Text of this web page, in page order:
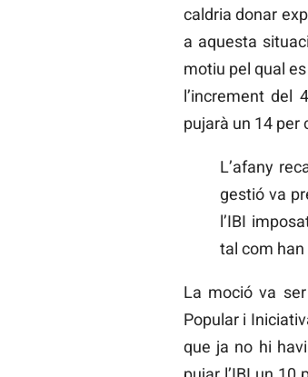
caldria donar
a aquesta
motiu pel qual
l’increment del
pujarà un 14 per
L’afany
gestió va
l’IBI
tal com han
La moció va
Popular i
que ja no hi